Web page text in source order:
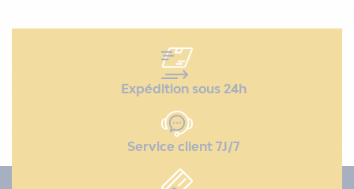
Expédition sous 24h
Service client 7J/7